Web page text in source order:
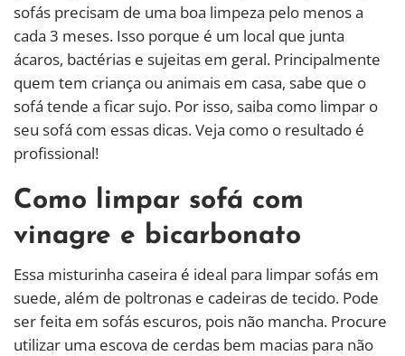
sofás precisam de uma boa limpeza pelo menos a
cada 3 meses. Isso porque é um local que junta
ácaros, bactérias e sujeitas em geral. Principalmente
quem tem criança ou animais em casa, sabe que o
sofá tende a ficar sujo. Por isso, saiba como limpar o
seu sofá com essas dicas. Veja como o resultado é
profissional!
Como limpar sofá com
vinagre e bicarbonato
Essa misturinha caseira é ideal para limpar sofás em
suede, além de poltronas e cadeiras de tecido. Pode
ser feita em sofás escuros, pois não mancha. Procure
utilizar uma escova de cerdas bem macias para não